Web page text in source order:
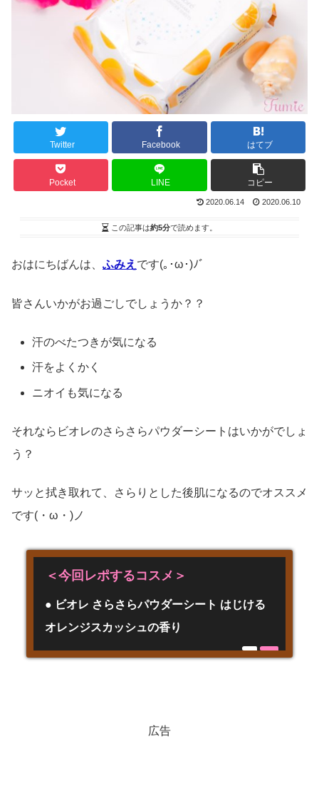
Twitter Facebook はてブ
Pocket LINE コピー
2020.06.14 2020.06.10
この記事は約5分で読めます。
おはにちばんは、 ふみえ です(｡･ω･)ﾉﾞ
皆さんいかがお過ごしでしょうか？？
汗のべたつきが気になる
汗をよくかく
ニオイも気になる
それならビオレのさらさらパウダーシートはいかがでしょ
う？
サッと拭き取れて、さらりとした後肌になるのでオススメ
です(・ω・)ノ
＜今回レポするコスメ＞
● ビオレ さらさらパウダーシート はじける
オレンジスカッシュの香り
広告